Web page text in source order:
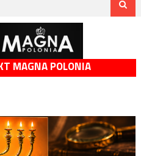
MAGNA POLONIA